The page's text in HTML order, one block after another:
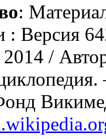
:
: Версия
/